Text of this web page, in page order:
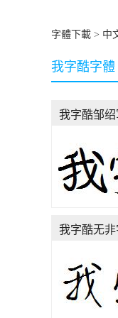
字體下載 > 中
我字酷字
我字酷邹
我字酷无